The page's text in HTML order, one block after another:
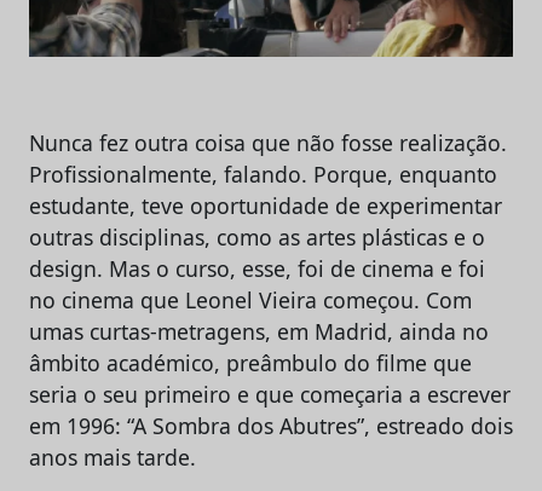
Nunca fez outra coisa que não fosse realização.
Profissionalmente, falando. Porque, enquanto
estudante, teve oportunidade de experimentar
outras disciplinas, como as artes plásticas e o
design. Mas o curso, esse, foi de cinema e foi
no cinema que Leonel Vieira começou. Com
umas curtas-metragens, em Madrid, ainda no
âmbito académico, preâmbulo do filme que
seria o seu primeiro e que começaria a escrever
em 1996: “A Sombra dos Abutres”, estreado dois
anos mais tarde.